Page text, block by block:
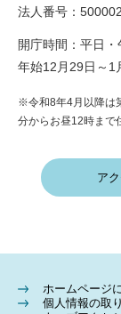
法人番号：
開庁時間：平日
年始12月29日～1
※令和8年4月以降は
分からお昼12時まで
ア
ホームページ
個人情報の取